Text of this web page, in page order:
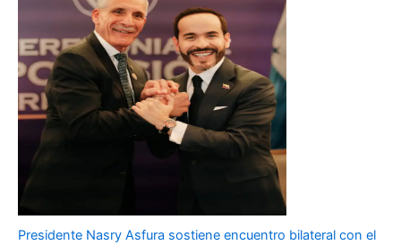
Presidente Nasry Asfura sostiene encuentro bilateral con el